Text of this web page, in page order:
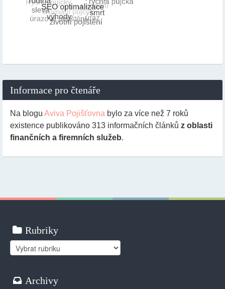
Informace pro čtenáře
Na blogu Aviva Pojišťovna bylo za více než 7 roků
existence publikováno 313 informačních článků z oblasti
finančních a firemních služeb.
Rubriky
Rubriky
Archivy